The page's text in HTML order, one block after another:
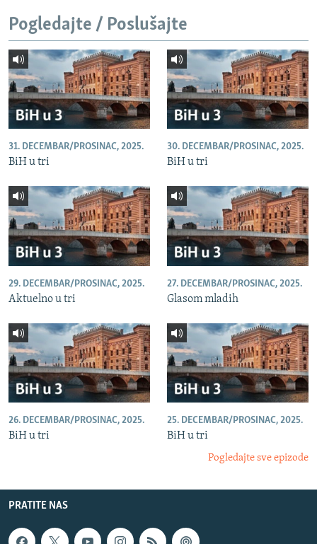
Pogledajte / Poslušajte
31. DECEMBAR/PROSINAC, 2025.
BiH u tri
30. DECEMBAR/PROSINAC, 2025.
BiH u tri
29. DECEMBAR/PROSINAC, 2025.
Aktuelno u tri
27. DECEMBAR/PROSINAC, 2025.
Glasom mladih
26. DECEMBAR/PROSINAC, 2025.
BiH u tri
25. DECEMBAR/PROSINAC, 2025.
BiH u tri
Pogledajte sve epizode
PRATITE NAS